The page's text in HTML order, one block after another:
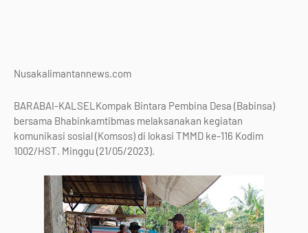
Nusakalimantannews.com
BARABAI-KALSELKompak Bintara Pembina Desa (Babinsa)
bersama Bhabinkamtibmas melaksanakan kegiatan
komunikasi sosial (Komsos) di lokasi TMMD ke-116 Kodim
1002/HST. Minggu (21/05/2023).